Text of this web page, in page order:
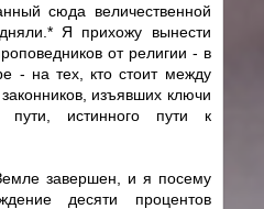
сюда величественной
Я прихожу вынести
от религии - в
- на тех, кто стоит между
изъявших ключи
пути, истинного пути к
завершен, и я посему
десяти процентов